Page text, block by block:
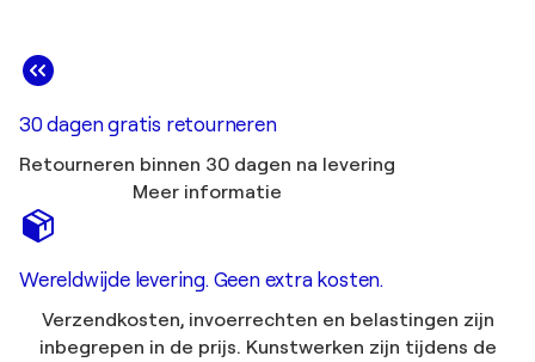
30 dagen gratis retourneren
Retourneren binnen 30 dagen na levering
Meer informatie
Wereldwijde levering. Geen extra kosten.
Verzendkosten, invoerrechten en belastingen zijn
inbegrepen in de prijs. Kunstwerken zijn tijdens de